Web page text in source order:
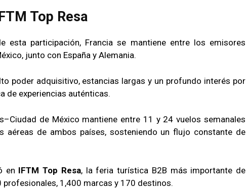
Top Resa
esta participación, Francia se mantiene entre los emisores
junto con España y Alemania.
poder adquisitivo, estancias largas y un profundo interés por
de experiencias auténticas.
de México mantiene entre 11 y 24 vuelos semanales
aéreas de ambos países, sosteniendo un flujo constante de
en IFTM Top Resa, la feria turística B2B más importante de
profesionales, 1,400 marcas y 170 destinos.